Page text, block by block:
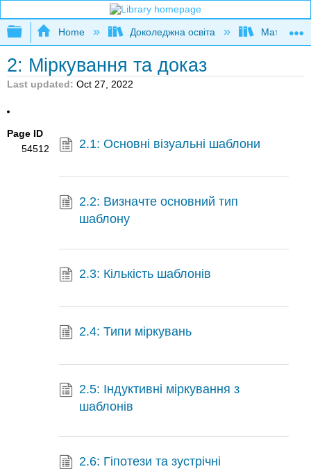
Expand/collapse global hierarchy
Home Доколеджна освіта
2: Міркування та доказ
Last updated Oct 27, 2022
Page ID
54512
2.1: Основні візуальні шаблони
2.2: Визначте основний тип
шаблону
2.3: Кількість шаблонів
2.4: Типи міркувань
2.5: Індуктивні міркування з
шаблонів
2.6: Гіпотези та зустрічні